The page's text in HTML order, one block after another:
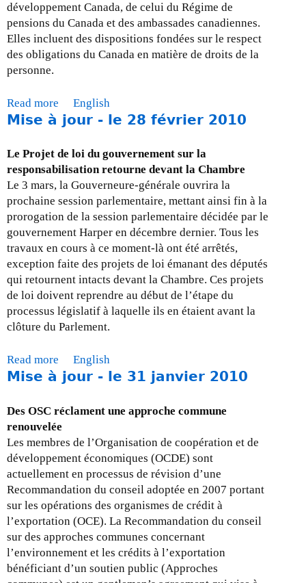
u
r
-
l
a
v
i
l
2
0
1
0
développement Canada, de celui du Régime de
pensions du Canada et des ambassades canadiennes.
Elles incluent des dispositions fondées sur le respect
des obligations du Canada en matière de droits de la
personne.
Read more
b
u
t
M
i
s
e
à
j
o
u
r
-
3
1
a
r
s
2
0
1
0
English
Mise à jour - le 28 février 2010
Le Projet de loi du gouvernement sur la
responsabilisation retourne devant la Chambre
Le 3 mars, la Gouverneure-générale ouvrira la
prochaine session parlementaire, mettant ainsi fin à la
prorogation de la session parlementaire décidée par le
gouvernement Harper en décembre dernier. Tous les
travaux en cours à ce moment-là ont été arrêtés,
exception faite des projets de loi émanant des députés
qui retournent intacts devant la Chambre. Ces projets
de loi doivent reprendre au début de l’étape du
processus législatif à laquelle ils en étaient avant la
clôture du Parlement.
Read more
b
u
t
M
i
s
e
à
j
o
u
r
-
English
Mise à jour - le 31 janvier 2010
Des OSC réclament une approche commune
renouvelée
Les membres de l’Organisation de coopération et de
développement économiques (OCDE) sont
actuellement en processus de révision d’une
Recommandation du conseil adoptée en 2007 portant
sur les opérations des organismes de crédit à
l’exportation (OCE). La Recommandation du conseil
sur des approches communes concernant
l’environnement et les crédits à l’exportation
bénéficiant d’un soutien public (Approches